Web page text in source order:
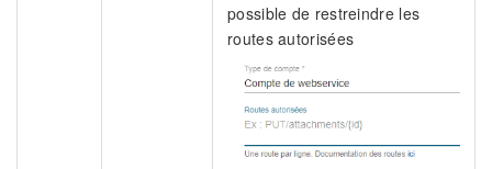
possible de restreindre les
routes autorisées